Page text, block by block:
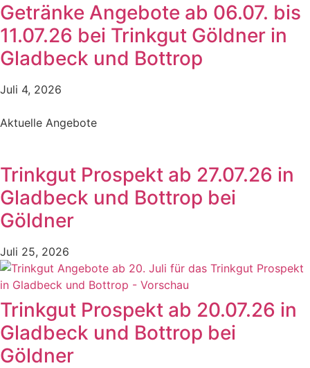
Getränke Angebote ab 06.07. bis
11.07.26 bei Trinkgut Göldner in
Gladbeck und Bottrop
Juli 4, 2026
Aktuelle Angebote
Trinkgut Prospekt ab 27.07.26 in
Gladbeck und Bottrop bei
Göldner
Juli 25, 2026
Trinkgut Prospekt ab 20.07.26 in
Gladbeck und Bottrop bei
Göldner